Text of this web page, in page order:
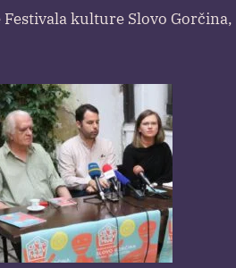
Festivala kulture Slovo